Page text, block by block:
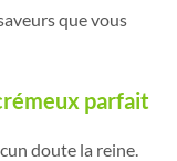
que vous
parfait
doute la reine.